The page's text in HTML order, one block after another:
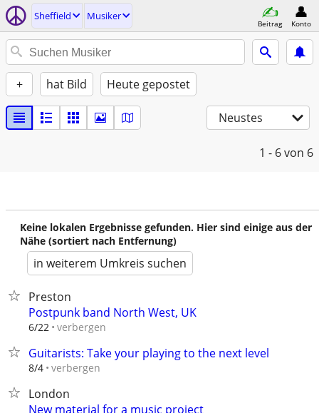
Sheffield Musiker
Beitrag Konto
+ hat Bild Heute gepostet
Neustes
1 - 6von 6
Keine lokalen Ergebnisse gefunden. Hier sind einige aus der
Nähe (sortiert nach Entfernung)
in weiterem Umkreis suchen
Preston
Postpunk band North West, UK
6/22 verbergen
Guitarists: Take your playing to the next level
8/4 verbergen
London
New material for a music project